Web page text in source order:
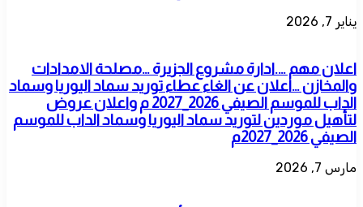
يناير 7, 2026
اعلان مهم ….ادارة مشروع الجزيرة …مصلحة الامدادات
والمخازن …اعلان عن الغاء عطاء توريد سماد اليوريا وسماد
الداب للموسم الصيفي 2026_2027 م واعلان عروض
لتأهيل موردين لتوريد سماد اليوريا وسماد الداب للموسم
الصيفي 2026_2027م
مارس 7, 2026